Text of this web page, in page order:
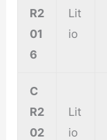
R2
01
6
Lit
io
C
R2
02
Lit
io